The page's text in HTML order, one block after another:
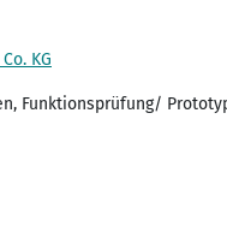
KG
Funktionsprüfung/